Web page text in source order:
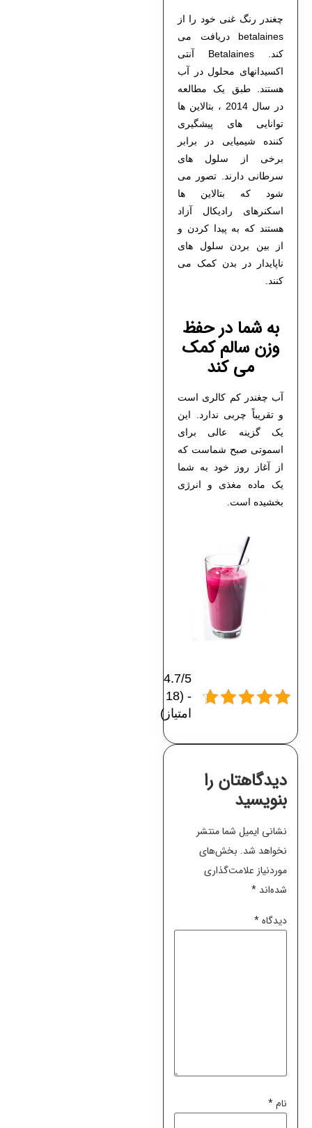
چغندر رنگ غنی خود را از
betalaines دریافت می
کند. Betalaines آنتی
اکسیدانهای محلول در آب
هستند. طبق یک مطالعه
در سال 2014 ، بتالاین ها
توانایی های پیشگیری
کننده شیمیایی در برابر
برخی از سلول های
سرطانی دارند. تصور می
شود که بتالاین ها
اسکنرهای رادیکال آزاد
هستند که به پیدا کردن و
از بین بردن سلول های
ناپایدار در بدن کمک می
کنند.
به شما در حفظ
وزن سالم کمک
می کند
آب چغندر کم کالری است
و تقریباً چربی ندارد. این
یک گزینه عالی برای
اسموتی صبح شماست که
از آغاز روز خود به شما
یک ماده مغذی و انرژی
بخشیده است.
4.7/5
- (18
امتیاز)
دیدگاهتان را
بنویسید
نشانی ایمیل شما منتشر
نخواهد شد. بخش‌های
موردنیاز علامت‌گذاری
شده‌اند *
دیدگاه*
نام*